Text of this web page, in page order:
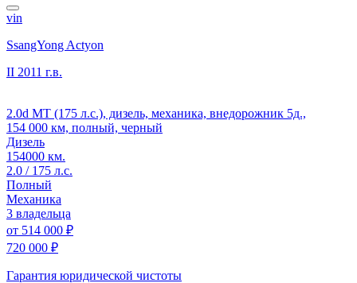
vin
SsangYong Actyon
II 2011 г.в.
2.0d MT (175 л.с.), дизель, механика, внедорожник 5д.,
154 000 км, полный, черный
Дизель
154000 км.
2.0 / 175 л.с.
Полный
Механика
3 владельца
от 514 000 ₽
720 000 ₽
Гарантия юридической чистоты